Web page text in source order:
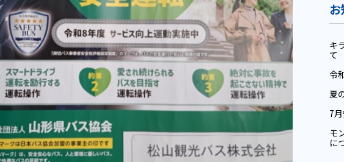
キ
令
夏
7
モ
に